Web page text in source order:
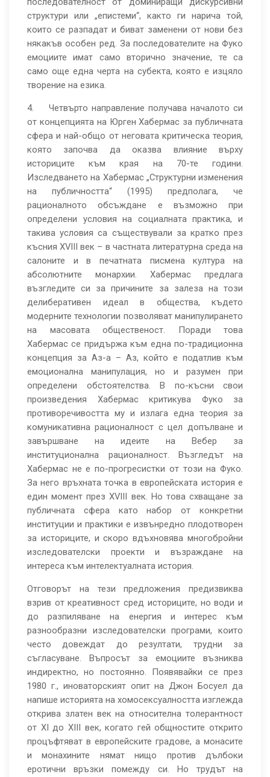
структури или „епистеми“, както ги нарича той,
които се разпадат и биват заменени от нови без
някакъв особен ред. За последователите на Фуко
емоциите имат само вторично значение, те са
само още една черта на субекта, която е изцяло
творение на езика.
4. Четвърто направление получава началото си
от концепцията на Юрген Хабермас за публичната
сфера и най-общо от неговата критическа теория,
която започва да оказва влияние върху
историците към края на 70-те години.
Изследването на Хабермас „Структурни изменения
на публичността“ (1995) предполага, че
рационалното обсъждане е възможно при
определени условия на социалната практика, и
такива условия са съществували за кратко през
късния XVIII век – в частната литературна среда на
салоните и в печатната писмена култура на
абсолютните монархии. Хабермас предлага
възгледите си за причините за залеза на този
делиберативен идеал в общества, където
модерните технологии позволяват манипулирането
на масовата общественост. Поради това
Хабермас се придържа към една по-традиционна
концепция за Аз-а – Аз, който е податлив към
емоционална манипулация, но и разумен при
определени обстоятелства. В по-късни свои
произведения Хабермас критикува Фуко за
противоречивостта му и излага една теория за
комуникативна рационалност с цел допълване и
завършване на идеите на Вебер за
институционална рационалност. Възгледът на
Хабермас не е по-прогресистки от този на Фуко.
За него връхната точка в европейската история е
един момент през XVIII век. Но това схващане за
публичната сфера като набор от конкретни
институции и практики е извънредно плодотворен
за историците, и скоро вдъхновява многобройни
изследователски проекти и възраждане на
интереса към интелектуалната история.
Отговорът на тези предложения предизвиква
взрив от креативност сред историците, но води и
до разпиляване на енергия и интерес към
разнообразни изследователски програми, които
често довеждат до резултати, трудни за
съгласуване. Въпросът за емоциите възниква
индиректно, но постоянно. Появявайки се през
1980 г., иноваторският опит на Джон Босуел да
напише историята на хомосексуалността изглежда
открива златен век на относителна толерантност
от XI до XIII век, когато гей общностите открито
процъфтяват в европейските градове, а монасите
и монахините нямат нищо против дълбоки
еротични връзки помежду си. Но трудът на